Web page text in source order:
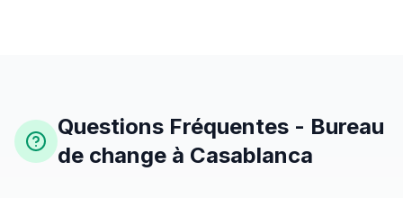
Questions Fréquentes - Bureau
de change à Casablanca